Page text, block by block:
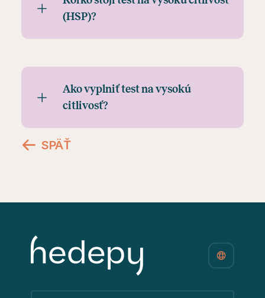
(HSP)?
Ako vyplniť test na vysokú
citlivosť?
SPÄŤ